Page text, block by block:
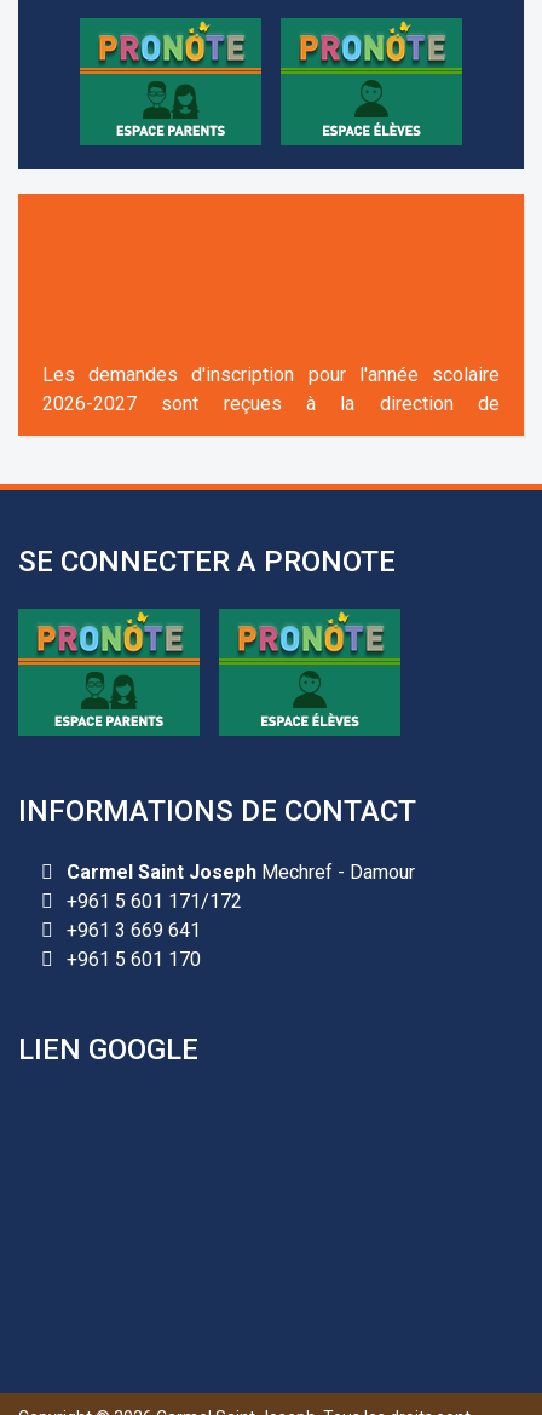
+961 25 601 171
+961 25 601 172
+961 3 669 641
2026-2027 sont reçues à la direction de
l'établissement selon des rendez-vous fixés à
l’avance.
+961 25 601 171
+961 3 669 641
Les demandes d'inscription pour l'année scolaire
l'établissement selon des rendez-vous fixés à
l’avance.
+961 25 601 171
l’avance.
SE CONNECTER A PRONOTE
INFORMATIONS DE CONTACT
Carmel Saint Joseph Mechref - Damour
+961 5 601 171/172
+961 3 669 641
+961 5 601 170
LIEN GOOGLE